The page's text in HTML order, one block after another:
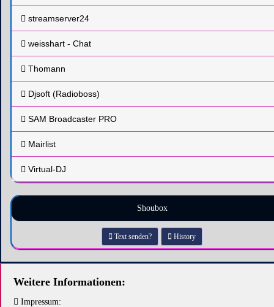
streamserver24
weisshart - Chat
Thomann
Djsoft (Radioboss)
SAM Broadcaster PRO
Mairlist
Virtual-DJ
Shoubox
Text senden? History
Weitere Informationen:
Impressum: